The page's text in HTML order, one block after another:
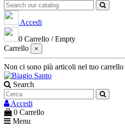
Accedi
0 Carrello /Empty
Carrello
×
Non ci sono più articoli nel tuo carrello
Search
Accedi
0 Carrello
Menu